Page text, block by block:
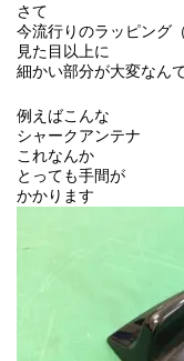
さて
今流行りのラッピング
見た目以上に
細かい部分が大変なん
例えばこんな
シャークアンテナ
これなんか
とっても手間が
かかります